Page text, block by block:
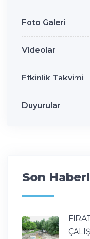
Foto Galeri
Videolar
Etkinlik Takvimi
Duyurular
Son